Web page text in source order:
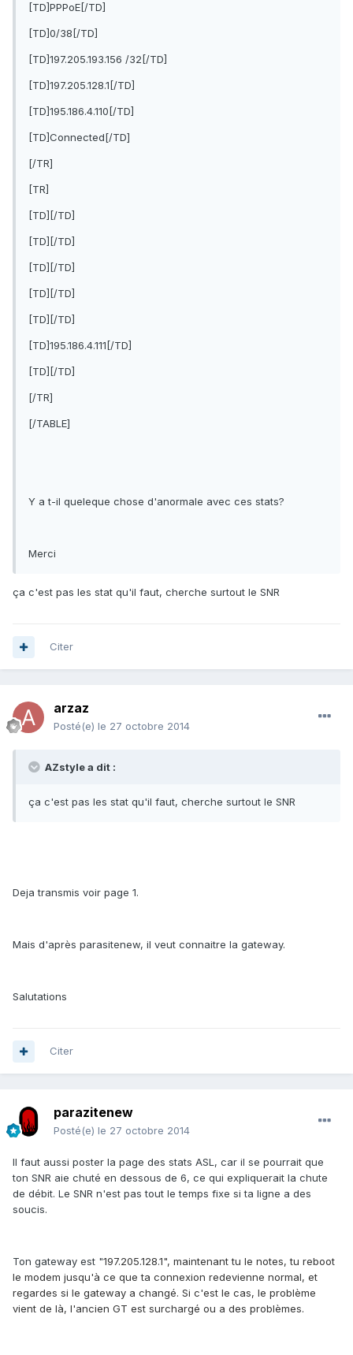
[TD]PPPoE[/TD]
[TD]0/38[/TD]
[TD]197.205.193.156 /32[/TD]
[TD]197.205.128.1[/TD]
[TD]195.186.4.110[/TD]
[TD]Connected[/TD]
[/TR]
[TR]
[TD][/TD]
[TD][/TD]
[TD][/TD]
[TD][/TD]
[TD][/TD]
[TD]195.186.4.111[/TD]
[TD][/TD]
[/TR]
[/TABLE]
Y a t-il queleque chose d'anormale avec ces stats?
Merci
ça c'est pas les stat qu'il faut, cherche surtout le SNR
Citer
arzaz
Posté(e) le 27 octobre 2014
AZstyle a dit :
ça c'est pas les stat qu'il faut, cherche surtout le SNR
Deja transmis voir page 1.
Mais d'après parasitenew, il veut connaitre la gateway.
Salutations
Citer
parazitenew
Posté(e) le 27 octobre 2014
Il faut aussi poster la page des stats ASL, car il se pourrait que
ton SNR aie chuté en dessous de 6, ce qui expliquerait la chute
de débit. Le SNR n'est pas tout le temps fixe si ta ligne a des
soucis.
Ton gateway est "197.205.128.1", maintenant tu le notes, tu reboot
le modem jusqu'à ce que ta connexion redevienne normal, et
regardes si le gateway a changé. Si c'est le cas, le problème
vient de là, l'ancien GT est surchargé ou a des problèmes.